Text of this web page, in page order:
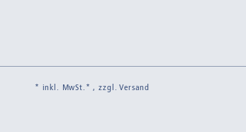
* inkl. MwSt.* , zzgl.Versand